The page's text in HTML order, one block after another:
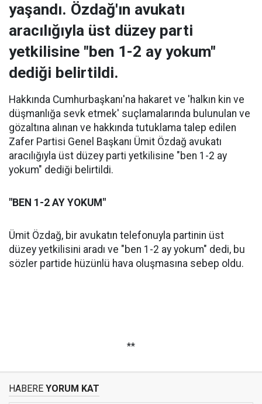
yaşandı. Özdağ'ın avukatı
aracılığıyla üst düzey parti
yetkilisine "ben 1-2 ay yokum"
dediği belirtildi.
Hakkında Cumhurbaşkanı'na hakaret ve 'halkın kin ve
düşmanlığa sevk etmek' suçlamalarında bulunulan ve
gözaltına alınan ve hakkında tutuklama talep edilen
Zafer Partisi Genel Başkanı Ümit Özdağ avukatı
aracılığıyla üst düzey parti yetkilisine "ben 1-2 ay
yokum" dediği belirtildi.
"BEN 1-2 AY YOKUM"
Ümit Özdağ, bir avukatın telefonuyla partinin üst
düzey yetkilisini aradı ve "ben 1-2 ay yokum" dedi, bu
sözler partide hüzünlü hava oluşmasına sebep oldu.
**
HABERE YORUM KAT